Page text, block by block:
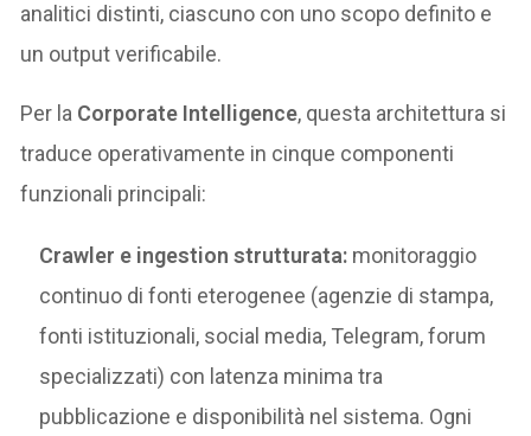
analitici distinti, ciascuno con uno scopo definito e
un output verificabile.
Per la Corporate Intelligence, questa architettura si
traduce operativamente in cinque componenti
funzionali principali:
Crawler e ingestion strutturata: monitoraggio
continuo di fonti eterogenee (agenzie di stampa,
fonti istituzionali, social media, Telegram, forum
specializzati) con latenza minima tra
pubblicazione e disponibilità nel sistema. Ogni